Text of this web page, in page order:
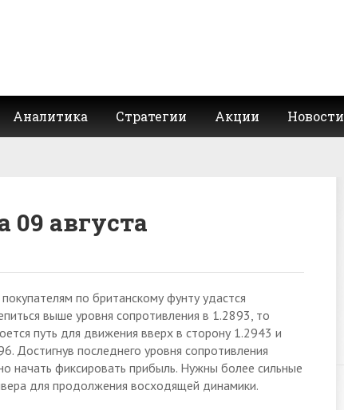
Аналитика Стратегии Акции Новости
09 августа
по британскому фунту удастся
выше уровня сопротивления в 1.2893, то
путь для движения вверх в сторону 1.2943 и
Достигнув последнего уровня сопротивления
начать фиксировать прибыль. Нужны более сильные
для продолжения восходящей динамики.